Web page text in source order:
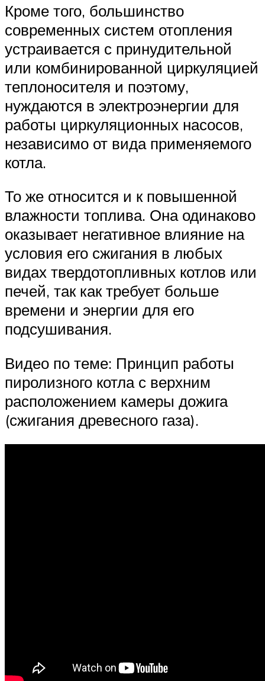
Кроме того, большинство
современных систем отопления
устраивается с принудительной
или комбинированной циркуляцией
теплоносителя и поэтому,
нуждаются в электроэнергии для
работы циркуляционных насосов,
независимо от вида применяемого
котла.
То же относится и к повышенной
влажности топлива. Она одинаково
оказывает негативное влияние на
условия его сжигания в любых
видах твердотопливных котлов или
печей, так как требует больше
времени и энергии для его
подсушивания.
Видео по теме: Принцип работы
пиролизного котла с верхним
расположением камеры дожига
(сжигания древесного газа).